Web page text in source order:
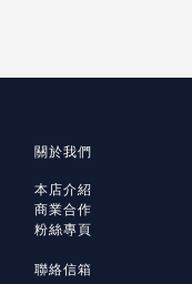
關於我們
本店介紹
商業合作
粉絲專頁
聯絡信箱